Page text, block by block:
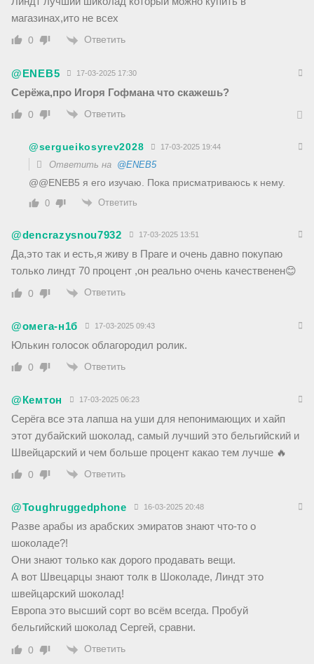
магазинах,ито не всех
0 Ответить
@ENEB5 17-03-2025 17:30
Серёжа,про Игоря Гофмана что скажешь?
0 Ответить
@sergueikosyrev2028 17-03-2025 19:44
Ответить на @ENEB5
@@ENEB5 я его изучаю. Пока присматриваюсь к нему.
0 Ответить
@dencrazysnou7932 17-03-2025 13:51
Да,это так и есть,я живу в Праге и очень давно покупаю
только линдт 70 процент ,он реально очень качественен😊
0 Ответить
@омега-н1б 17-03-2025 09:43
Юлькин голосок облагородил ролик.
0 Ответить
@Кемтон 17-03-2025 06:23
Серёга все эта лапша на уши для непонимающих и хайп
этот дубайский шоколад, самый лучший это бельгийский и
Швейцарский и чем больше процент какао тем лучше 🔥
0 Ответить
@Toughruggedphone 16-03-2025 20:48
Разве арабы из арабских эмиратов знают что-то о
шоколаде?!
Они знают только как дорого продавать вещи.
А вот Швецарцы знают толк в Шоколаде, Линдт это
швейцарский шоколад!
Европа это высший сорт во всём всегда. Пробуй
бельгийский шоколад Сергей, сравни.
0 Ответить